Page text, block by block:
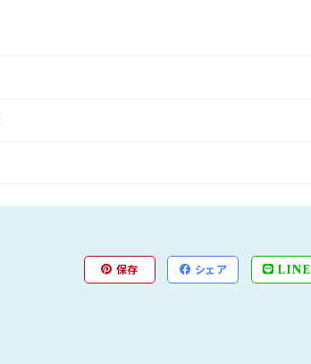
保存 シェア LINE